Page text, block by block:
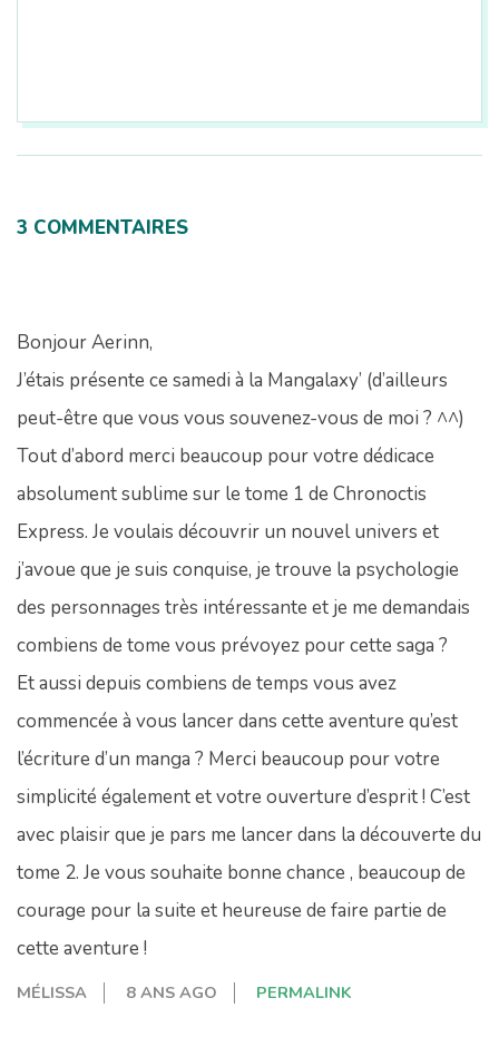
14
3 COMMENTAIRES
Bonjour Aerinn,
J’étais présente ce samedi à la Mangalaxy’ (d’ailleurs
peut-être que vous vous souvenez-vous de moi ? ^^)
Tout d’abord merci beaucoup pour votre dédicace
absolument sublime sur le tome 1 de Chronoctis
Express. Je voulais découvrir un nouvel univers et
j’avoue que je suis conquise, je trouve la psychologie
des personnages très intéressante et je me demandais
combiens de tome vous prévoyez pour cette saga ?
Et aussi depuis combiens de temps vous avez
commencée à vous lancer dans cette aventure qu’est
l’écriture d’un manga ? Merci beaucoup pour votre
simplicité également et votre ouverture d’esprit ! C’est
avec plaisir que je pars me lancer dans la découverte du
tome 2. Je vous souhaite bonne chance , beaucoup de
courage pour la suite et heureuse de faire partie de
cette aventure !
MÉLISSA 8 ANS AGO PERMALINK